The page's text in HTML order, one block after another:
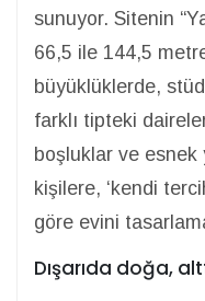
sunuyor. Sitenin
66,5 ile 144,5
büyüklüklerde,
farklı tipteki
boşluklar ve esnek
kişilere, ‘kendi
göre evini
Dışarıda doğa,